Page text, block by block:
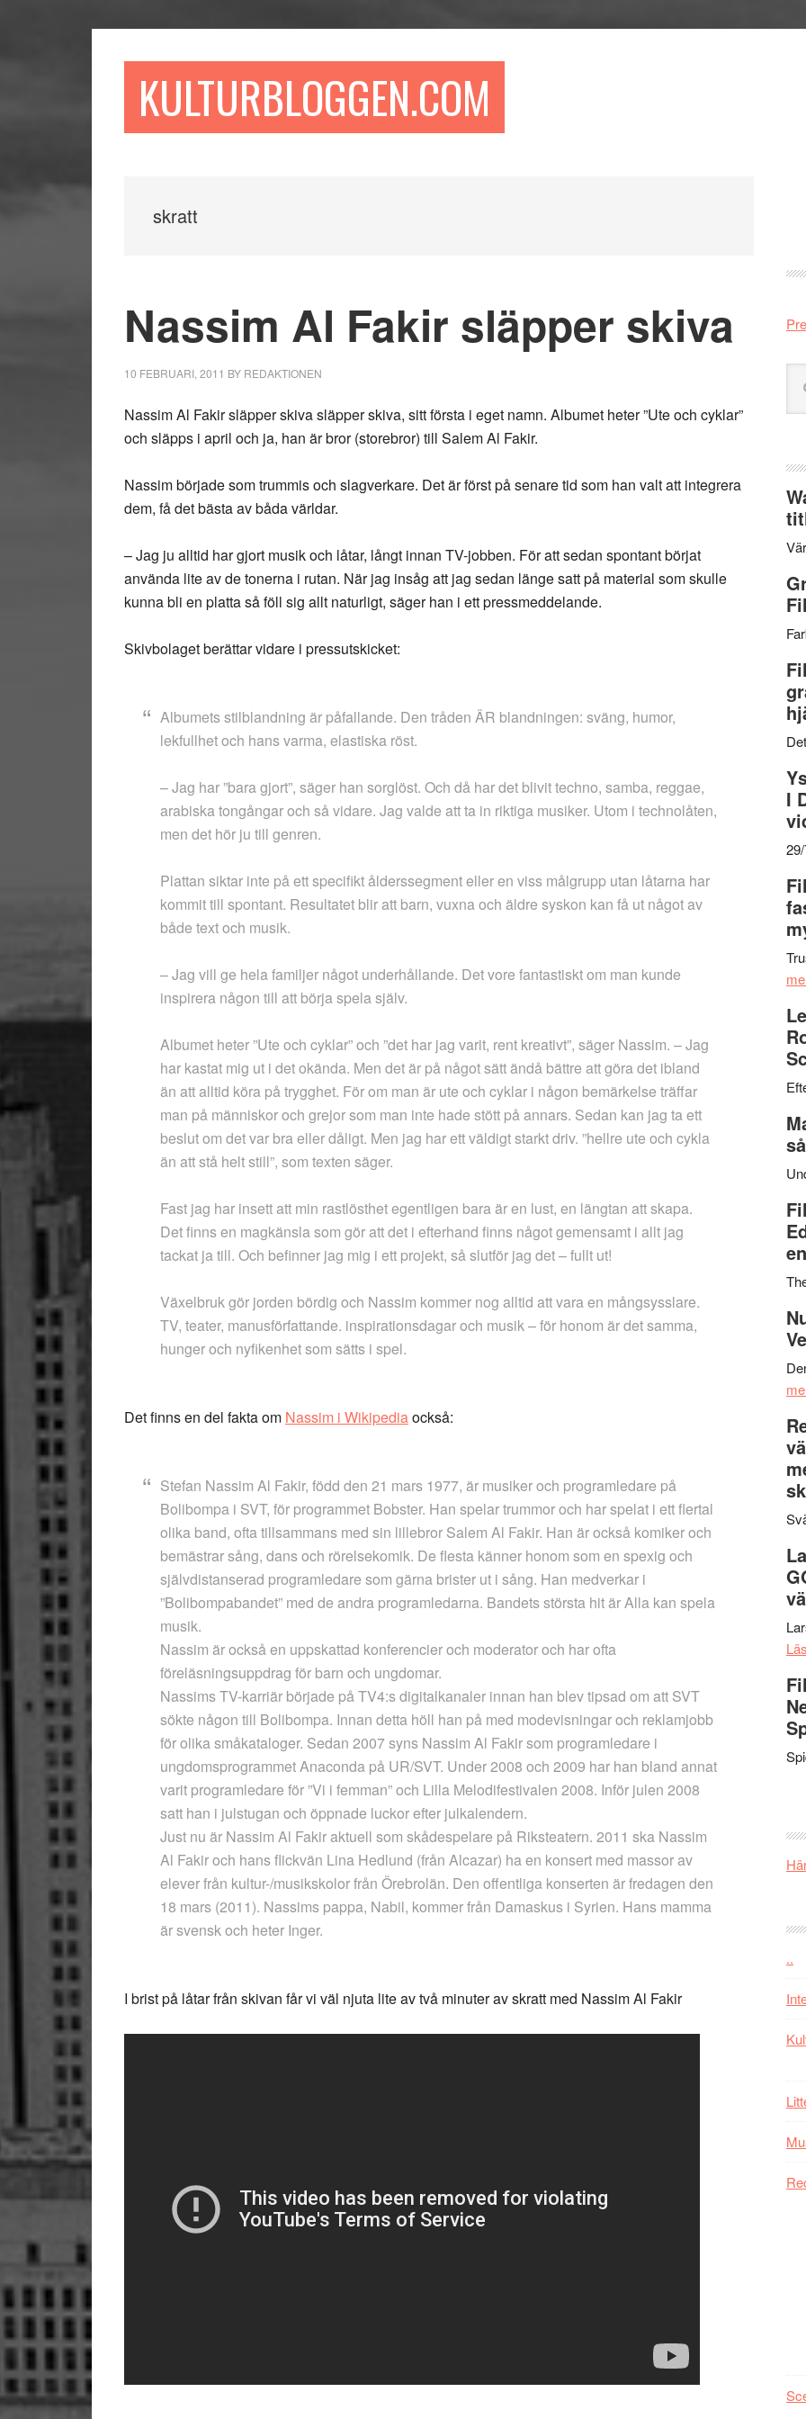
KULTURBLOGGEN.COM
skratt
Nassim Al Fakir släpper skiva
10 FEBRUARI, 2011 BY REDAKTIONEN
Nassim Al Fakir släpper skiva släpper skiva, sitt första i eget namn. Albumet heter ”Ute och cyklar”
och släpps i april och ja, han är bror (storebror) till Salem Al Fakir.
Nassim började som trummis och slagverkare. Det är först på senare tid som han valt att integrera
dem, få det bästa av båda världar.
– Jag ju alltid har gjort musik och låtar, långt innan TV-jobben. För att sedan spontant börjat
använda lite av de tonerna i rutan. När jag insåg att jag sedan länge satt på material som skulle
kunna bli en platta så föll sig allt naturligt, säger han i ett pressmeddelande.
Skivbolaget berättar vidare i pressutskicket:
Albumets stilblandning är påfallande. Den tråden ÄR blandningen: sväng, humor,
lekfullhet och hans varma, elastiska röst.
– Jag har ”bara gjort”, säger han sorglöst. Och då har det blivit techno, samba, reggae,
arabiska tongångar och så vidare. Jag valde att ta in riktiga musiker. Utom i technolåten,
men det hör ju till genren.
Plattan siktar inte på ett specifikt ålderssegment eller en viss målgrupp utan låtarna har
kommit till spontant. Resultatet blir att barn, vuxna och äldre syskon kan få ut något av
både text och musik.
– Jag vill ge hela familjer något underhållande. Det vore fantastiskt om man kunde
inspirera någon till att börja spela själv.
Albumet heter ”Ute och cyklar” och ”det har jag varit, rent kreativt”, säger Nassim. – Jag
har kastat mig ut i det okända. Men det är på något sätt ändå bättre att göra det ibland
än att alltid köra på trygghet. För om man är ute och cyklar i någon bemärkelse träffar
man på människor och grejor som man inte hade stött på annars. Sedan kan jag ta ett
beslut om det var bra eller dåligt. Men jag har ett väldigt starkt driv. ”hellre ute och cykla
än att stå helt still”, som texten säger.
Fast jag har insett att min rastlösthet egentligen bara är en lust, en längtan att skapa.
Det finns en magkänsla som gör att det i efterhand finns något gemensamt i allt jag
tackat ja till. Och befinner jag mig i ett projekt, så slutför jag det – fullt ut!
Växelbruk gör jorden bördig och Nassim kommer nog alltid att vara en mångsysslare.
TV, teater, manusförfattande. inspirationsdagar och musik – för honom är det samma,
hunger och nyfikenhet som sätts i spel.
Det finns en del fakta om Nassim i Wikipediaockså:
Stefan Nassim Al Fakir, född den 21 mars 1977, är musiker och programledare på
Bolibompa i SVT, för programmet Bobster. Han spelar trummor och har spelat i ett flertal
olika band, ofta tillsammans med sin lillebror Salem Al Fakir. Han är också komiker och
bemästrar sång, dans och rörelsekomik. De flesta känner honom som en spexig och
självdistanserad programledare som gärna brister ut i sång. Han medverkar i
”Bolibompabandet” med de andra programledarna. Bandets största hit är Alla kan spela
musik.
Nassim är också en uppskattad konferencier och moderator och har ofta
föreläsningsuppdrag för barn och ungdomar.
Nassims TV-karriär började på TV4:s digitalkanaler innan han blev tipsad om att SVT
sökte någon till Bolibompa. Innan detta höll han på med modevisningar och reklamjobb
för olika småkataloger. Sedan 2007 syns Nassim Al Fakir som programledare i
ungdomsprogrammet Anaconda på UR/SVT. Under 2008 och 2009 har han bland annat
varit programledare för ”Vi i femman” och Lilla Melodifestivalen 2008. Inför julen 2008
satt han i julstugan och öppnade luckor efter julkalendern.
Just nu är Nassim Al Fakir aktuell som skådespelare på Riksteatern. 2011 ska Nassim
Al Fakir och hans flickvän Lina Hedlund (från Alcazar) ha en konsert med massor av
elever från kultur-/musikskolor från Örebrolän. Den offentliga konserten är fredagen den
18 mars (2011). Nassims pappa, Nabil, kommer från Damaskus i Syrien. Hans mamma
är svensk och heter Inger.
I brist på låtar från skivan får vi väl njuta lite av två minuter av skratt med Nassim Al Fakir
I
..